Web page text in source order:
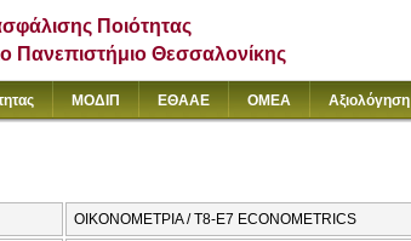
Ποιότητας
Πανεπιστήμιο Θεσσαλονίκης
ΜΟΔΙΠ ΕΘΑΑΕ ΟΜΕΑ Αξιολόγηση
ΟΙΚΟΝΟΜΕΤΡΙΑ / T8-E7 ECONOMETRICS